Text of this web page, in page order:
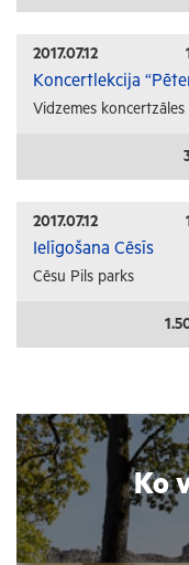
2017.07.12
Koncertlekcija
Vidzemes koncertzāles
2017.07.12
Ielīgošana Cēsīs
Cēsu Pils parks
Ko